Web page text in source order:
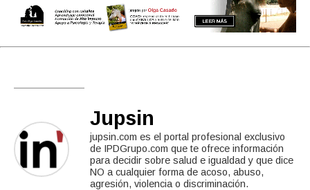
Jupsin
jupsin.com es el portal profesional exclusivo
de IPDGrupo.com que te ofrece información
para decidir sobre salud e igualdad y que dice
NO a cualquier forma de acoso, abuso,
agresión, violencia o discriminación.